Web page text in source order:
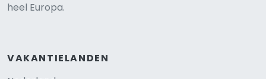
heel Europa.
VAKANTIELANDEN